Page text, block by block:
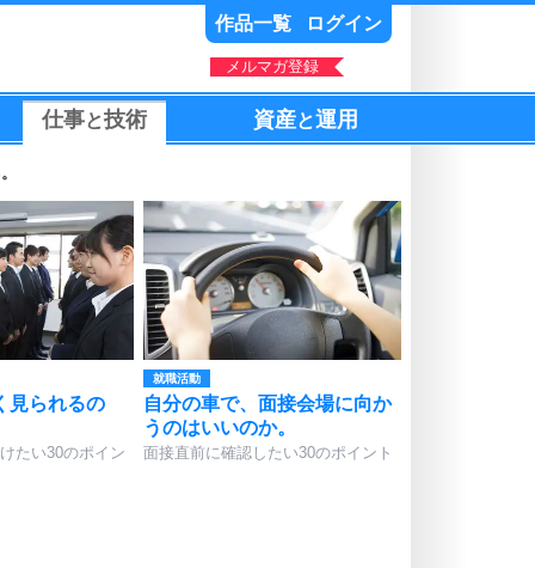
作品一覧 ログイン
メルマガ登録
仕事と技術 資産と運用
見られるの
たい30のポイン
就職活動
自分の車で、面接会場に向か
うのはいいのか。
面接直前に確認したい30のポイント